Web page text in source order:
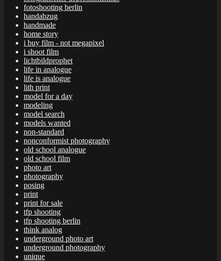
fotoshooting berlin
handabzug
handmade
home story
i buy film - not megapixel
i shoot film
lichtbildprophet
life in analogue
life is analogue
lith print
model for a day
modeling
model search
models wanted
non-standard
nonconformist photography
old school analogue
old school film
photo art
photography
posing
print
print for sale
tfp shooting
tfp shooting berlin
think analog
underground photo art
underground photography
unique